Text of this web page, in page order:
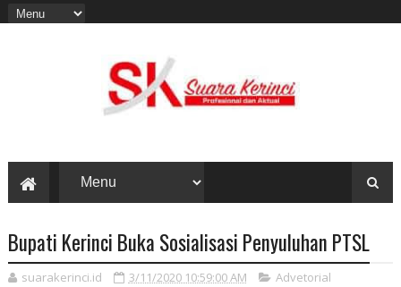
Bupati Kerinci Buka Sosialisasi Penyuluhan PTSL
suarakerinci.id 3/11/2020 10:59:00 AM Advetorial